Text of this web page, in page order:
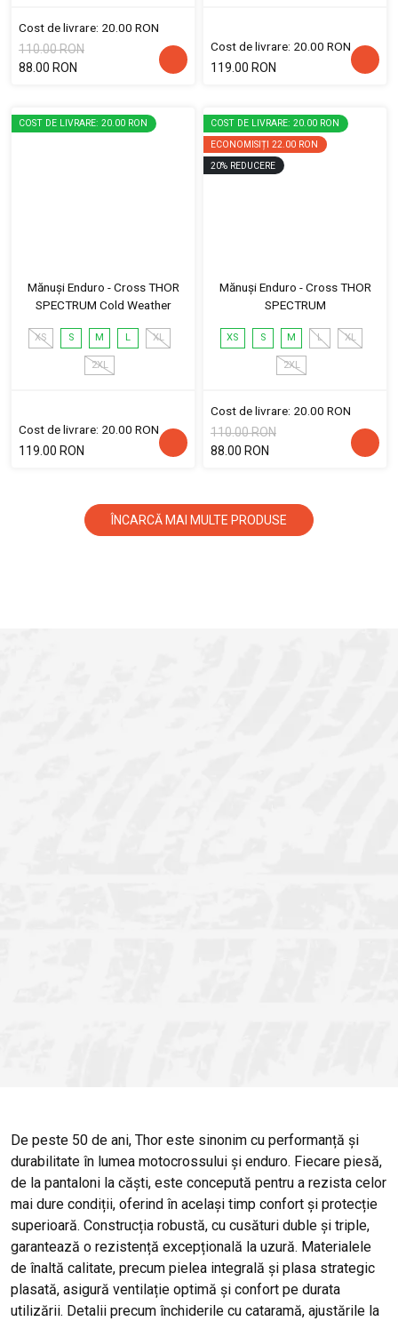
Cost de livrare: 20.00 RON
110.00 RON
88.00 RON
Cost de livrare: 20.00 RON
119.00 RON
COST DE LIVRARE: 20.00 RON
Mănuși Enduro - Cross THOR
SPECTRUM Cold Weather
XS S M L XL
2XL
Cost de livrare: 20.00 RON
119.00 RON
COST DE LIVRARE: 20.00 RON
ECONOMISIȚI 22.00 RON
20% REDUCERE
Mănuși Enduro - Cross THOR
SPECTRUM
XS S M L XL
2XL
Cost de livrare: 20.00 RON
110.00 RON
88.00 RON
ÎNCARCĂ MAI MULTE PRODUSE
De peste 50 de ani, Thor este sinonim cu performanță și
durabilitate în lumea motocrossului și enduro. Fiecare piesă,
de la pantaloni la căști, este concepută pentru a rezista celor
mai dure condiții, oferind în același timp confort și protecție
superioară. Construcția robustă, cu cusături duble și triple,
garantează o rezistență excepțională la uzură. Materialele
de înaltă calitate, precum pielea integrală și plasa strategic
plasată, asigură ventilație optimă și confort pe durata
utilizării. Detalii precum închiderile cu cataramă, ajustările la